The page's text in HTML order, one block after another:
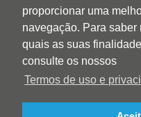
proporcionar uma
navegação. Para saber
quais as suas
consulte os nossos
Termos de uso e
QUALIDADE
AMBIENTE
BLOG
CONTACTOS